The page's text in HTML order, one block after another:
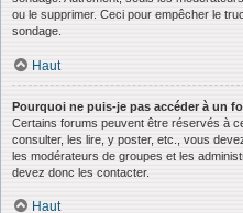
ou le supprimer. Ceci pour empêcher le
sondage.
Haut
Pourquoi ne puis-je pas accéder à un
Certains forums peuvent être réservés à
consulter, les lire, y poster, etc., vous
les modérateurs de groupes et les
devez donc les contacter.
Haut